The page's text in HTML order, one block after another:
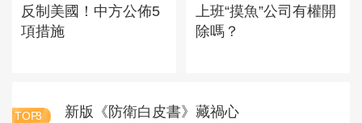
反制美國！中方公佈5
項措施
上班“摸魚”公司有權開
除嗎？
TOP3 新版《防衛白皮書》藏禍心